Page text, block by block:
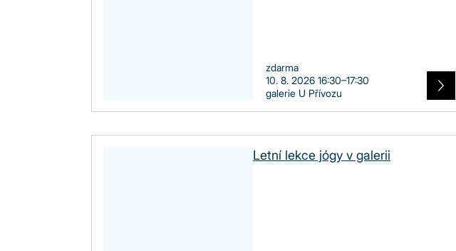
zdarma
10. 8. 2026 16:30–17:30
galerie U Přívozu
Letní lekce jógy v galerii